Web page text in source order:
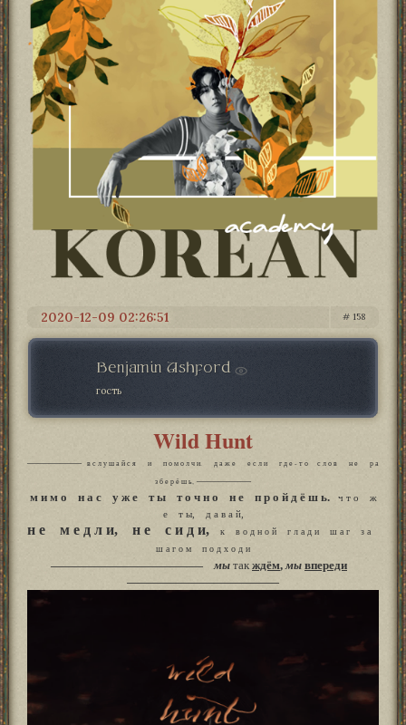
158
2020-12-09 02:26:51
Benjamin Ashford
гость
Wild Hunt
————— в с л у ш а й с я и п о м о л ч и. д а ж е е с л и г д е - т о с л о в н е р а
з б е р ё ш ь, —————
м и м о н а с у ж е т ы т о ч н о н е п р о й д ё ш ь.
ч т о ж
е т ы, д а в а й,
н е м е д л и, н е с и д и,
к в о д н о й г л а д и ш а г з а
ш а г о м п о д х о д и
—————————————— мы такждём,мы впереди
——————————————